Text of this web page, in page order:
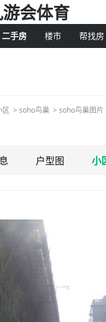
会体育
二手房 楼市 帮找房
区 > soho鸟巢 > soho鸟巢图片
户型图 小